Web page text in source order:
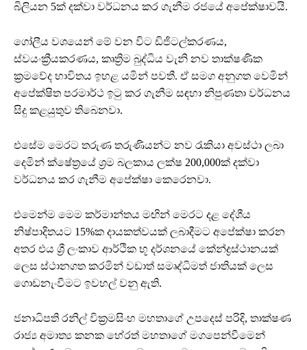
බිලියන 5ක් දක්වා වර්ධනය කර ගැනීම රජයේ අපේක්ෂාවයි.
ගෝලීය වශයෙන් මේ වන විට ඩිජිටල්කරණය,
ස්වයංක්‍රීයකරණය, කෘත්‍රිම බුද්ධිය වැනි නව තාක්ෂණික
ක්‍රමවේද භාවිතය ඉහළ යමින් පවතී. ඒ සමග අනුගත වෙමින්
අපේක්ෂිත පරමාර්ථ ඉටු කර ගැනීම සඳහා නිපුණතා වර්ධනය
සිදු කළයුතුව තිබෙනවා.
එසේම මෙරට තරුණ තරුණියන්ට නව රැකියා අවස්ථා ලබා
දෙමින් ක්ෂේත්‍රයේ ශ්‍රම බලකාය ලක්ෂ 200,000ක් දක්වා
වර්ධනය කර ගැනීම අපේක්ෂා කෙරෙනවා.
එමෙන්ම මෙම කර්මාන්තය මඟින් මෙරට දළ දේශීය
නිෂ්පාදිතයට 15%ක දායකත්වයක් ලබාදීමට අපේක්ෂා කරන
අතර එය ශ්‍රී ලංකාව ආර්ථික භූ දර්ශනයේ කේන්ද්‍රස්ථානයක්
ලෙස ස්ථානගත කරමින් වඩාත් සමෘද්ධිමත් ජාතියක් ලෙස
ගොඩනැංවීමට ඉවහල් වනු ඇති.
ජනාධිපති රනිල් වික්‍රමසිංහ මහතාගේ උපදෙස් පරිදි, තාක්ෂණ
රාජ්‍ය අමාත්‍ය කනක හේරත් මහතාගේ මගපෙන්වීමෙන්